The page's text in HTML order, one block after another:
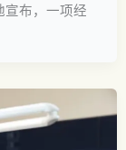
宣布，一项经